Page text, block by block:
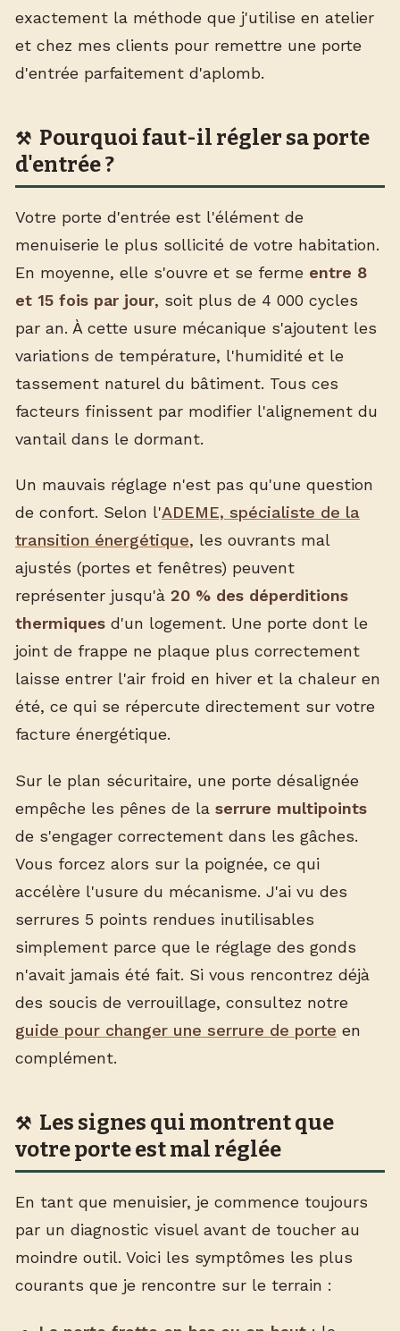
exactement la méthode que j'utilise en atelier
et chez mes clients pour remettre une porte
d'entrée parfaitement d'aplomb.
Pourquoi faut-il régler sa porte
d'entrée ?
Votre porte d'entrée est l'élément de
menuiserie le plus sollicité de votre habitation.
En moyenne, elle s'ouvre et se ferme entre 8
et 15 fois par jour, soit plus de 4 000 cycles
par an. À cette usure mécanique s'ajoutent les
variations de température, l'humidité et le
tassement naturel du bâtiment. Tous ces
facteurs finissent par modifier l'alignement du
vantail dans le dormant.
Un mauvais réglage n'est pas qu'une question
de confort. Selon l'ADEME, spécialiste de la
transition énergétique, les ouvrants mal
ajustés (portes et fenêtres) peuvent
représenter jusqu'à 20 % des déperditions
thermiques d'un logement. Une porte dont le
joint de frappe ne plaque plus correctement
laisse entrer l'air froid en hiver et la chaleur en
été, ce qui se répercute directement sur votre
facture énergétique.
Sur le plan sécuritaire, une porte désalignée
empêche les pênes de la serrure multipoints
de s'engager correctement dans les gâches.
Vous forcez alors sur la poignée, ce qui
accélère l'usure du mécanisme. J'ai vu des
serrures 5 points rendues inutilisables
simplement parce que le réglage des gonds
n'avait jamais été fait. Si vous rencontrez déjà
des soucis de verrouillage, consultez notre
guide pour changer une serrure de porte en
complément.
Les signes qui montrent que
votre porte est mal réglée
En tant que menuisier, je commence toujours
par un diagnostic visuel avant de toucher au
moindre outil. Voici les symptômes les plus
courants que je rencontre sur le terrain :